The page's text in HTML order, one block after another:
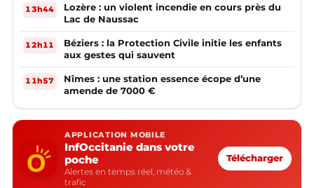
13h44
Lozère : un violent incendie en cours près du
Lac de Naussac
12h11
Béziers : la Protection Civile initie les enfants
aux gestes qui sauvent
11h57
Nîmes : une station essence écope d’une
amende de 7000 €
APPLICATION MOBILE
InfOccitanie dans votre
poche
Alertes en temps réel, météo &
trafic
Télécharger